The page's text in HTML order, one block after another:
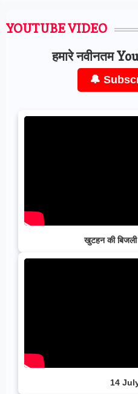
YOUTUBE VIDEO
हमारे नवीनतम
🔔
खुटहन की बिजली
14